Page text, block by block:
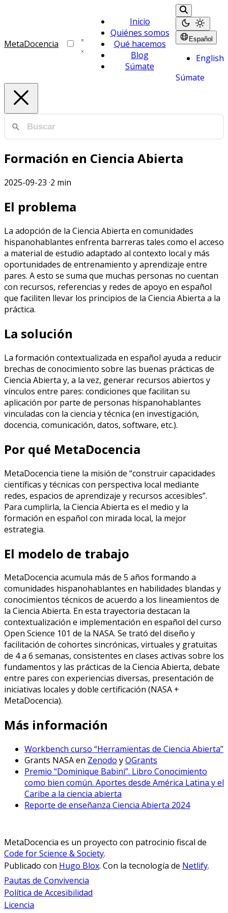
MetaDocencia
Inicio
Quiénes somos
Qué hacemos
Blog
Súmate
Español
English
Súmate
Formación en Ciencia Abierta
2025-09-23 ·2 min
El problema
La adopción de la Ciencia Abierta en comunidades
hispanohablantes enfrenta barreras tales como el acceso
a material de estudio adaptado al contexto local y más
oportunidades de entrenamiento y aprendizaje entre
pares. A esto se suma que muchas personas no cuentan
con recursos, referencias y redes de apoyo en español
que faciliten llevar los principios de la Ciencia Abierta a la
práctica.
La solución
La formación contextualizada en español ayuda a reducir
brechas de conocimiento sobre las buenas prácticas de
Ciencia Abierta y, a la vez, generar recursos abiertos y
vínculos entre pares: condiciones que facilitan su
aplicación por parte de personas hispanohablantes
vinculadas con la ciencia y técnica (en investigación,
docencia, comunicación, datos, software, etc.).
Por qué MetaDocencia
MetaDocencia tiene la misión de “construir capacidades
científicas y técnicas con perspectiva local mediante
redes, espacios de aprendizaje y recursos accesibles”.
Para cumplirla, la Ciencia Abierta es el medio y la
formación en español con mirada local, la mejor
estrategia.
El modelo de trabajo
MetaDocencia acumula más de 5 años formando a
comunidades hispanohablantes en habilidades blandas y
conocimientos técnicos de acuerdo a los lineamientos de
la Ciencia Abierta. En esta trayectoria destacan la
contextualización e implementación en español del curso
Open Science 101 de la NASA. Se trató del diseño y
facilitación de cohortes sincrónicas, virtuales y gratuitas
de 4 a 6 semanas, consistentes en clases activas sobre los
fundamentos y las prácticas de la Ciencia Abierta, debate
entre pares con experiencias diversas, presentación de
iniciativas locales y doble certificación (NASA +
MetaDocencia).
Más información
Workbench curso “Herramientas de Ciencia Abierta”
Grants NASA en Zenodo yOGrants
Premio “Dominique Babini”. Libro Conocimiento
como bien común. Aportes desde América Latina y el
Caribe a la ciencia abierta
Reporte de enseñanza Ciencia Abierta 2024
MetaDocencia es un proyecto con patrocinio fiscal de
Code for Science & Society.
Publicado con Hugo Blox. Con la tecnología de Netlify.
Pautas de Convivencia
Política de Accesibilidad
Licencia